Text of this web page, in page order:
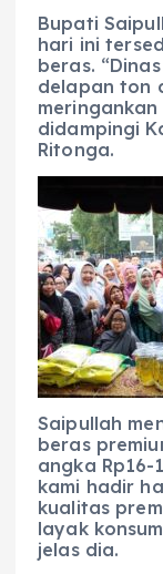
Bupati
hari ini
beras.
delapan ton
didampingi
Ritonga.
Saipullah
beras
angka Rp16-
kami hadir
kualitas
layak
jelas dia.